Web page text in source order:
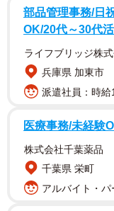
クの画像を公開す
まな声や意見が上が
部品管理事務/日
OK/20代～30代
ライフブリッジ株
兵庫県 加東市
派遣社員：時
医療事務/未経験
株式会社千葉薬品
千葉県 栄町
アルバイト・